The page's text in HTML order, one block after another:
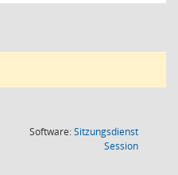
Software:Sitzungsdienst
Session(Wird in